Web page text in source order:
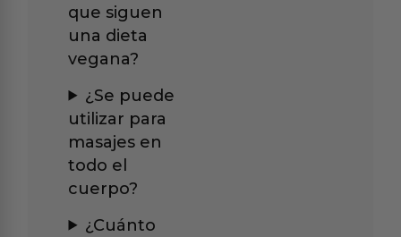
que siguen
una dieta
vegana?
¿Se puede
utilizar para
masajes en
todo el
cuerpo?
¿Cuánto